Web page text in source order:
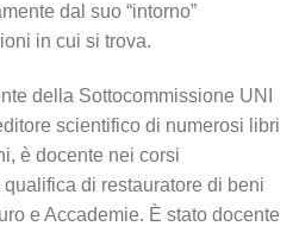
dal suo “intorno”
in cui si trova.
della Sottocommis­sione UNI
scienti­fico di numerosi libri
è docente nei corsi
di restauratore di beni
e Accademie. È stato docente